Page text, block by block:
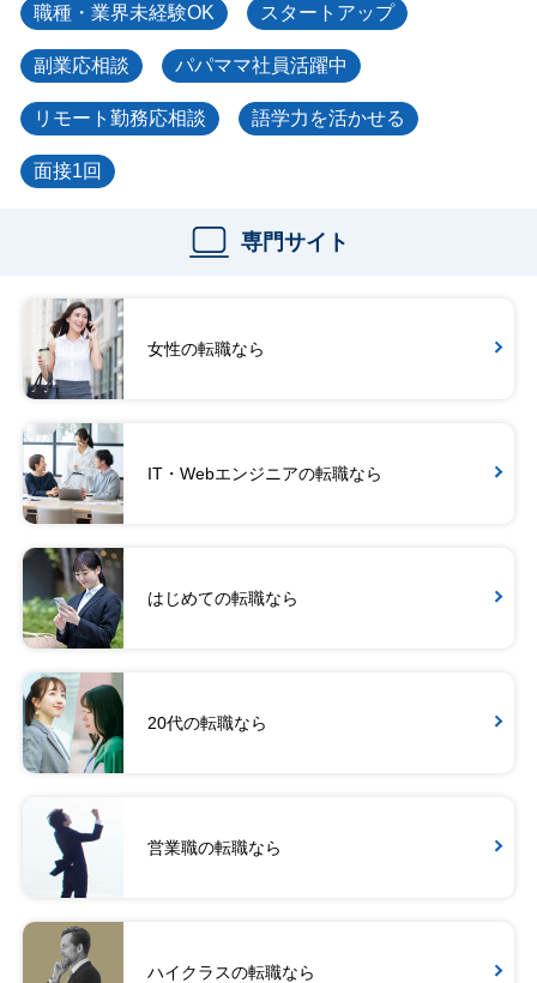
職種・業界未経験OK スタートアップ
副業応相談 パパママ社員活躍中
リモート勤務応相談 語学力を活かせる
面接1回
専門サイト
女性の転職なら
IT・Webエンジニアの転職なら
はじめての転職なら
20代の転職なら
営業職の転職なら
ハイクラスの転職なら